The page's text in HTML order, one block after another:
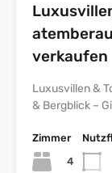
verkaufen
Luxusvillen &
& Bergblick –
Zimmer
4